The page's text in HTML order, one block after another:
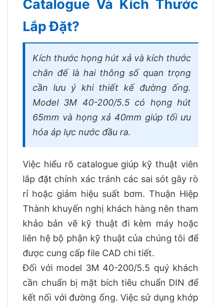
Catalogue Và Kích Thước
Lắp Đặt?
Kích thước họng hút xả và kích thước
chân đế là hai thông số quan trọng
cần lưu ý khi thiết kế đường ống.
Model 3M 40-200/5.5 có họng hút
65mm và họng xả 40mm giúp tối ưu
hóa áp lực nước đầu ra.
Việc hiểu rõ catalogue giúp kỹ thuật viên
lắp đặt chính xác tránh các sai sót gây rò
rỉ hoặc giảm hiệu suất bơm. Thuận Hiệp
Thành khuyến nghị khách hàng nên tham
khảo bản vẽ kỹ thuật đi kèm máy hoặc
liên hệ bộ phận kỹ thuật của chúng tôi để
được cung cấp file CAD chi tiết.
Đối với model 3M 40-200/5.5 quý khách
cần chuẩn bị mặt bích tiêu chuẩn DIN để
kết nối với đường ống. Việc sử dụng khớp